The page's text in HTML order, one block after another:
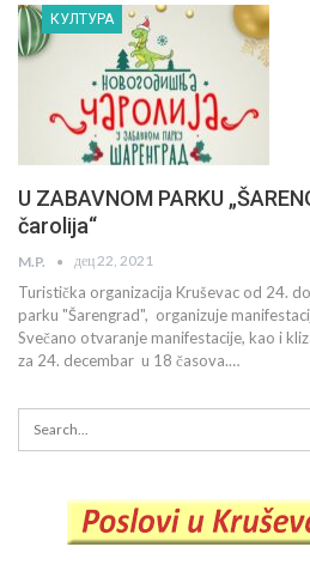
КУЛТУРА
U ZABAVNOM PARKU
čarolija“
M.P. дец 22, 2021
Turistička organizacija Kruševac od 24.
parku "Šarengrad", organizuje
Svečano otvaranje manifestacije, kao i
za 24. decembar u 18 časova.…